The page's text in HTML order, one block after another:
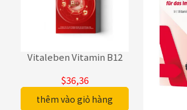
Vitaleben Vitamin B12
$36,36
thêm vào giỏ hàng